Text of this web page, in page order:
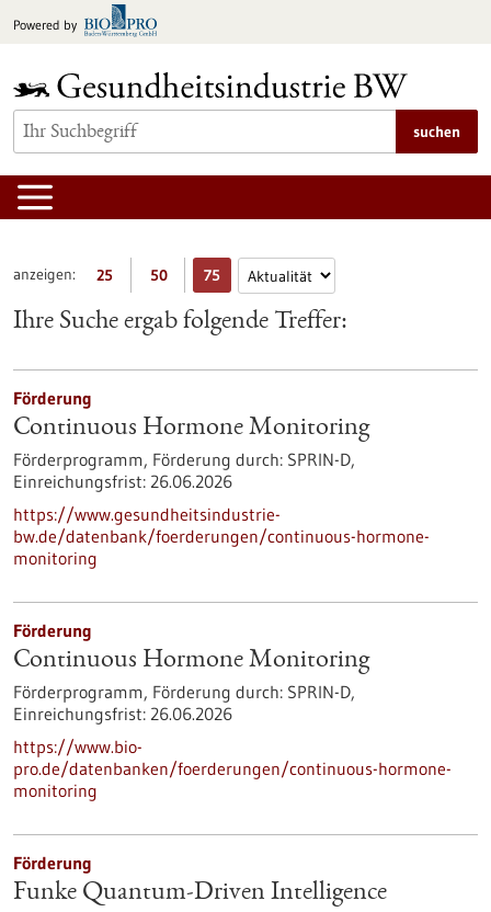
Inhalt
Powered by
suchen
anzeigen: 25 50 75
Ihre Suche ergab folgende Treffer:
Förderung
Continuous Hormone Monitoring
Förderprogramm, Förderung durch: SPRIN-D,
Einreichungsfrist: 26.06.2026
https://www.gesundheitsindustrie-
bw.de/datenbank/foerderungen/continuous-hormone-
monitoring
Förderung
Continuous Hormone Monitoring
Förderprogramm, Förderung durch: SPRIN-D,
Einreichungsfrist: 26.06.2026
https://www.bio-
pro.de/datenbanken/foerderungen/continuous-hormone-
monitoring
Förderung
Funke Quantum-Driven Intelligence